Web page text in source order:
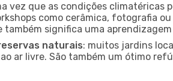
vez que as condições climatéricas
como cerâmica, fotografia
também significa uma
naturais: muitos jardins
ar livre. São também um ótimo